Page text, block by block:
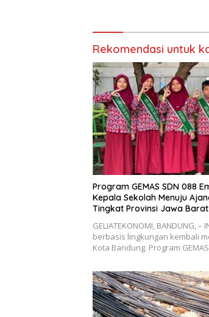
Rekomendasi untuk
Program GEMAS SDN 088
Kepala Sekolah Menuju
Tingkat Provinsi Jawa
GELIATEKONOMI, BANDUNG,
berbasis lingkungan kembali
Kota Bandung. Program